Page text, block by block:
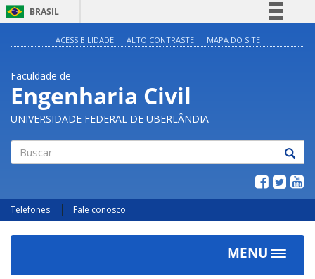
BRASIL
Legislação
Canais
ACESSIBILIDADE ALTO CONTRASTE MAPA DO SITE
Faculdade de
Engenharia Civil
UNIVERSIDADE FEDERAL DE UBERLÂNDIA
Telefones Fale conosco
MENU
Toggle